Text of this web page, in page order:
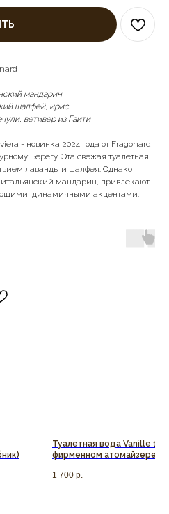
мандарин
шалфей, ирис
ветивер из Гаити
- новинка 2024 года от Fragonard,
Берегу. Эта свежая туалетная
лаванды и шалфея. Однако
мандарин, привлекают
динамичными акцентами.
Туалетная вода Vanille
фирменном атомайзере
1 700 р.